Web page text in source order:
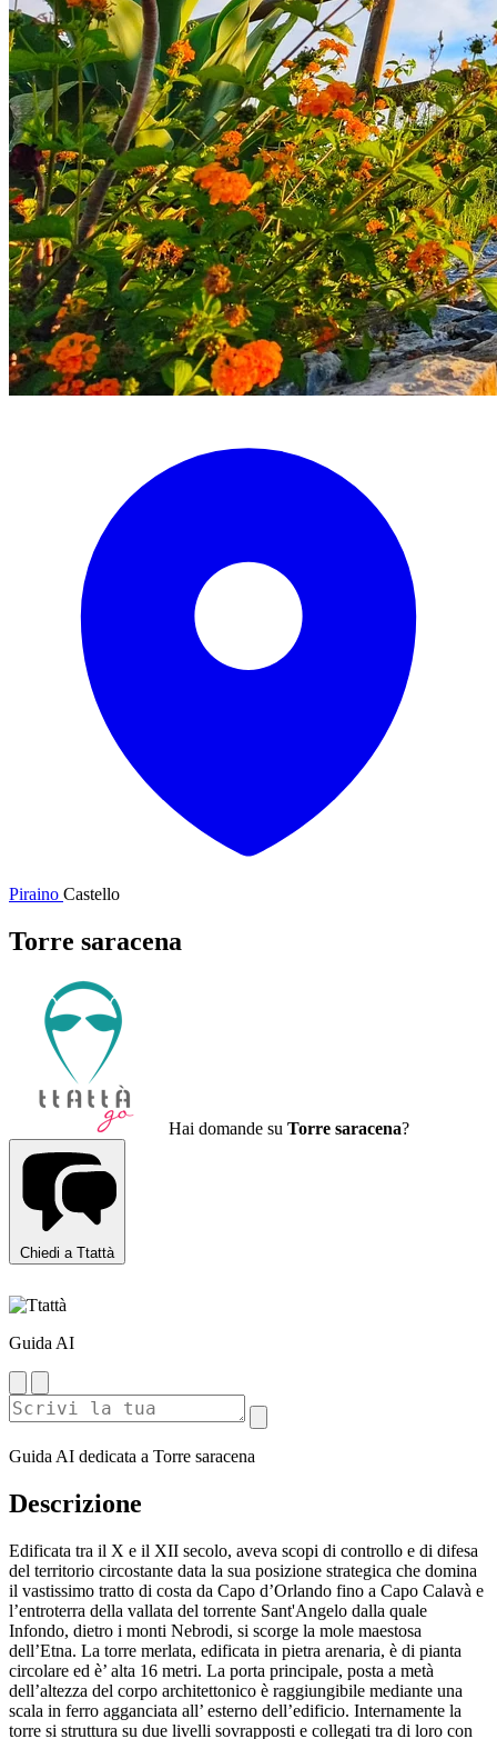
Piraino Castello
Torre saracena
Hai domande su Torre saracena?
Chiedi a Ttattà
Guida AI
Guida AI dedicata a Torre saracena
Descrizione
Edificata tra il X e il XII secolo, aveva scopi di controllo e di difesa
del territorio circostante data la sua posizione strategica che domina
il vastissimo tratto di costa da Capo d’Orlando fino a Capo Calavà e
l’entroterra della vallata del torrente Sant'Angelo dalla quale
Infondo, dietro i monti Nebrodi, si scorge la mole maestosa
dell’Etna. La torre merlata, edificata in pietra arenaria, è di pianta
circolare ed è’ alta 16 metri. La porta principale, posta a metà
dell’altezza del corpo architettonico è raggiungibile mediante una
scala in ferro agganciata all’ esterno dell’edificio. Internamente la
torre si struttura su due livelli sovrapposti e collegati tra di loro con